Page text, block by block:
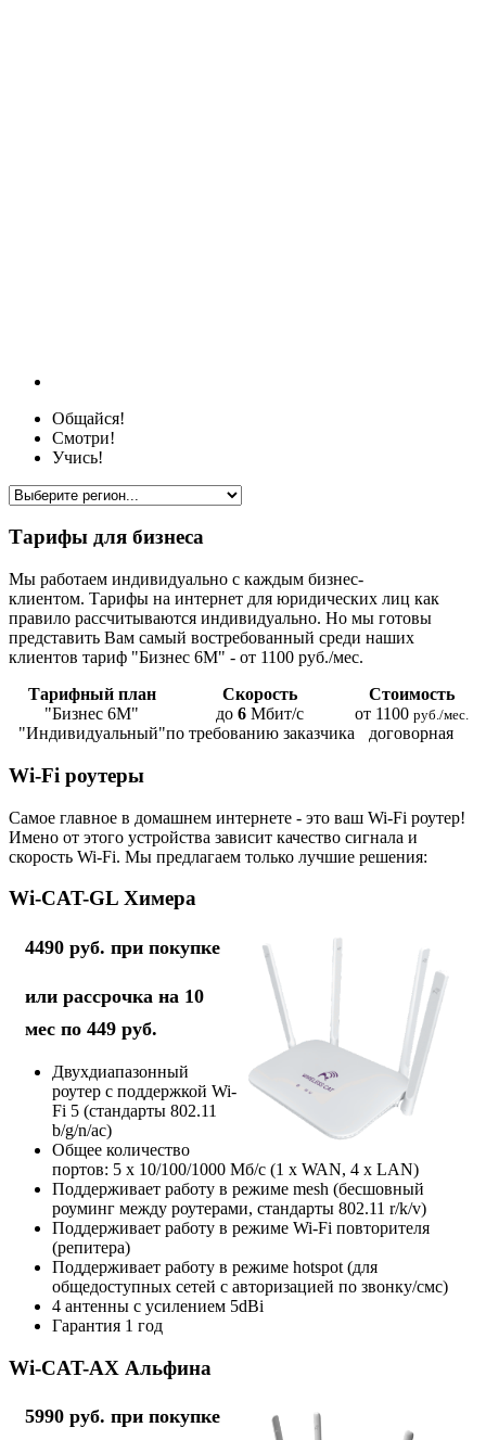
Общайся!
Смотри!
Учись!
Тарифы для бизнеса
Мы работаем индивидуально с каждым бизнес-
клиентом. Тарифы на интернет для юридических лиц как
правило рассчитываются индивидуально. Но мы готовы
представить Вам самый востребованный среди наших
клиентов тариф "Бизнес 6М" - от 1100 руб./мес.
Тарифный план
Скорость
Стоимость
"Бизнес 6М"
до 6 Мбит/с от 1100 руб./мес.
"Индивидуальный"по требованию заказчика договорная
Wi-Fi роутеры
Самое главное в домашнем интернете - это ваш Wi-Fi роутер!
Имено от этого устройства зависит качество сигнала и
скорость Wi-Fi. Мы предлагаем только лучшие решения:
Wi-CAT-GL Химера
4490 руб. при покупке
или рассрочка на 10
мес по 449 руб.
Двухдиапазонный
роутер с поддержкой Wi-
Fi 5 (стандарты 802.11
b/g/n/ac)
Общее количество
портов: 5 х 10/100/1000 Мб/с (1 x WAN, 4 x LAN)
Поддерживает работу в режиме mesh (бесшовный
роуминг между роутерами, стандарты 802.11 r/k/v)
Поддерживает работу в режиме Wi-Fi повторителя
(репитера)
Поддерживает работу в режиме hotspot (для
общедоступных сетей с авторизацией по звонку/смс)
4 антенны с усилением 5dBi
Гарантия 1 год
Wi-CAT-AX Альфина
5990 руб. при покупке